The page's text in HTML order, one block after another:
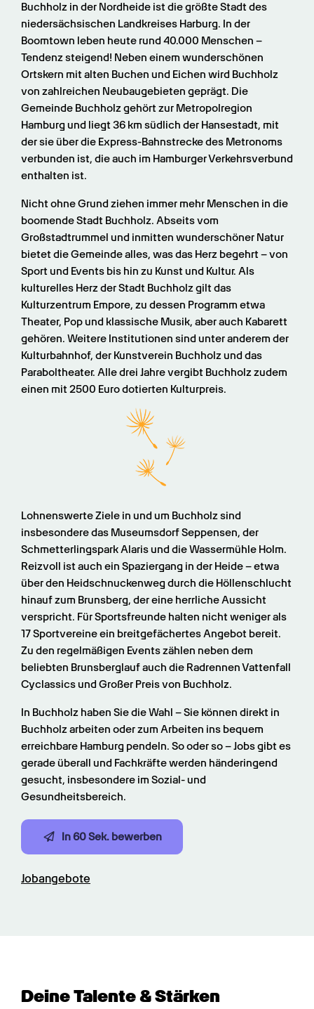
Buchholz in der Nordheide ist die größte Stadt des
niedersächsischen Landkreises Harburg. In der
Boomtown leben heute rund 40.000 Menschen –
Tendenz steigend! Neben einem wunderschönen
Ortskern mit alten Buchen und Eichen wird Buchholz
von zahlreichen Neubaugebieten geprägt. Die
Gemeinde Buchholz gehört zur Metropolregion
Hamburg und liegt 36 km südlich der Hansestadt, mit
der sie über die Express-Bahnstrecke des Metronoms
verbunden ist, die auch im Hamburger Verkehrsverbund
enthalten ist.
Nicht ohne Grund ziehen immer mehr Menschen in die
boomende Stadt Buchholz. Abseits vom
Großstadtrummel und inmitten wunderschöner Natur
bietet die Gemeinde alles, was das Herz begehrt – von
Sport und Events bis hin zu Kunst und Kultur. Als
kulturelles Herz der Stadt Buchholz gilt das
Kulturzentrum Empore, zu dessen Programm etwa
Theater, Pop und klassische Musik, aber auch Kabarett
gehören. Weitere Institutionen sind unter anderem der
Kulturbahnhof, der Kunstverein Buchholz und das
Paraboltheater. Alle drei Jahre vergibt Buchholz zudem
einen mit 2500 Euro dotierten Kulturpreis.
Lohnenswerte Ziele in und um Buchholz sind
insbesondere das Museumsdorf Seppensen, der
Schmetterlingspark Alaris und die Wassermühle Holm.
Reizvoll ist auch ein Spaziergang in der Heide – etwa
über den Heidschnuckenweg durch die Höllenschlucht
hinauf zum Brunsberg, der eine herrliche Aussicht
verspricht. Für Sportsfreunde halten nicht weniger als
17 Sportvereine ein breitgefächertes Angebot bereit.
Zu den regelmäßigen Events zählen neben dem
beliebten Brunsberglauf auch die Radrennen Vattenfall
Cyclassics und Großer Preis von Buchholz.
In Buchholz haben Sie die Wahl – Sie können direkt in
Buchholz arbeiten oder zum Arbeiten ins bequem
erreichbare Hamburg pendeln. So oder so – Jobs gibt es
gerade überall und Fachkräfte werden händeringend
gesucht, insbesondere im Sozial- und
Gesundheitsbereich.
In 60 Sek. bewerben
Jobangebote
Deine Talente & Stärken